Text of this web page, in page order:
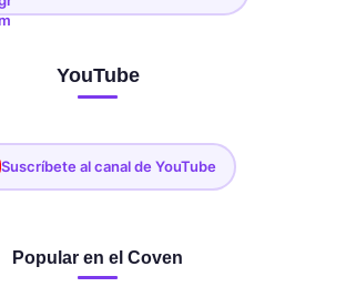
YouTube
Suscríbete al canal de YouTube
Popular en el Coven